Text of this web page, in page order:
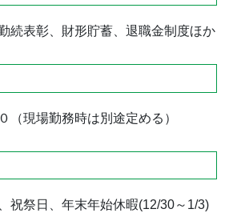
続表彰、財形貯蓄、退職金制度ほか
（現場勤務時は別途定める）
祝祭日、年末年始休暇(12/30～1/3)